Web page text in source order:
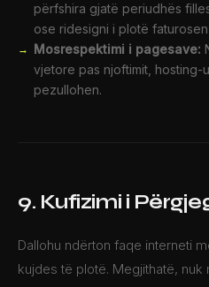
përfshira gjatë periudhës
ose ridesigni i plotë
Mosrespektimi i pagesave:
vjetore pas njoftimit, hosting-
pezullohen.
9. Kufizimi i
Dallohu ndërton faqe interneti
kujdes të plotë. Megjithatë,